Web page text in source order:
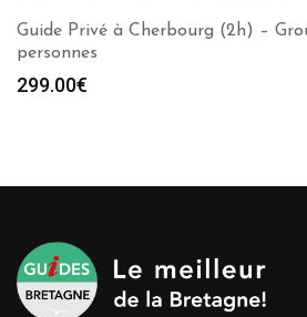
Guide Privé à Cherbourg (2h) –
personnes
299.00€